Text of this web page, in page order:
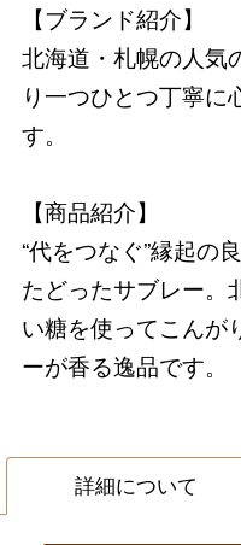
【ブランド紹介】
北海道・札幌の人気
り一つひとつ丁寧に
す。
【商品紹介】
“代をつなぐ”縁起の
たどったサブレー。
い糖を使ってこんが
ーが香る逸品です。
詳細について